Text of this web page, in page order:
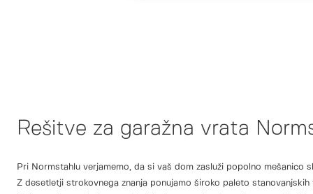
Rešitve za garažna vrata
Pri Normstahlu verjamemo, da si vaš dom zasluži popolno mešanico
Z desetletji strokovnega znanja ponujamo široko paleto